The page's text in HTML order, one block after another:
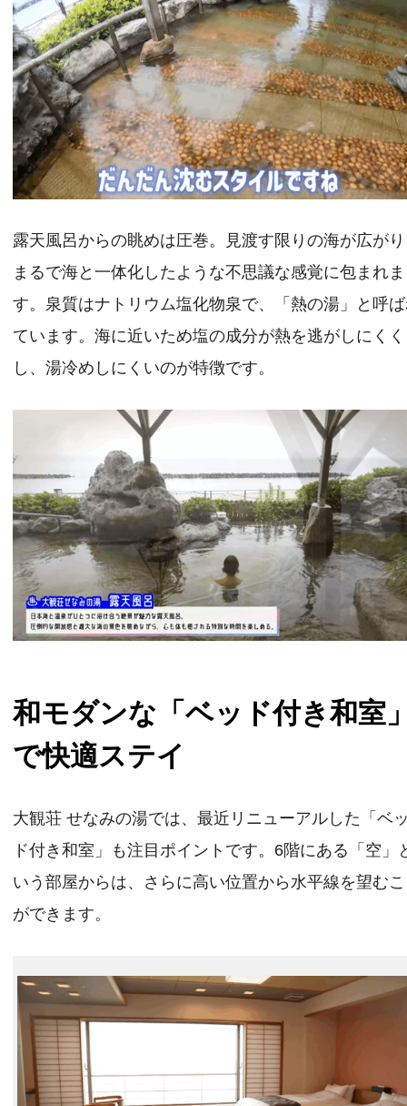
露天風呂からの眺めは圧巻。見渡す限りの海が広が
まるで海と一体化したような不思議な感覚に包まれま
す。泉質はナトリウム塩化物泉で、「熱の湯」と呼
ています。海に近いため塩の成分が熱を逃がしにくく
し、湯冷めしにくいのが特徴です。
和モダンな「ベッド付き和室
で快適ステイ
大観荘 せなみの湯では、最近リニューアルした「ベ
ド付き和室」も注目ポイントです。6階にある「空」
いう部屋からは、さらに高い位置から水平線を望む
ができます。